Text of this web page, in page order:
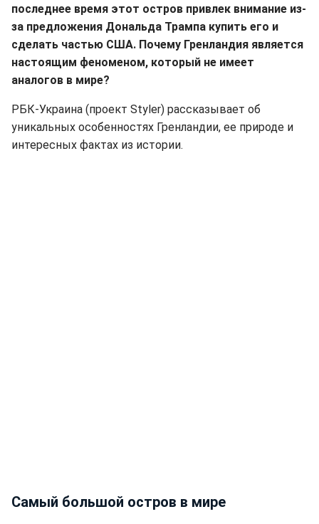
последнее время этот остров привлек внимание из-
за предложения Дональда Трампа купить его и
сделать частью США. Почему Гренландия является
настоящим феноменом, который не имеет
аналогов в мире?
РБК-Украина (проект Styler) рассказывает об
уникальных особенностях Гренландии, ее природе и
интересных фактах из истории.
Самый большой остров в мире